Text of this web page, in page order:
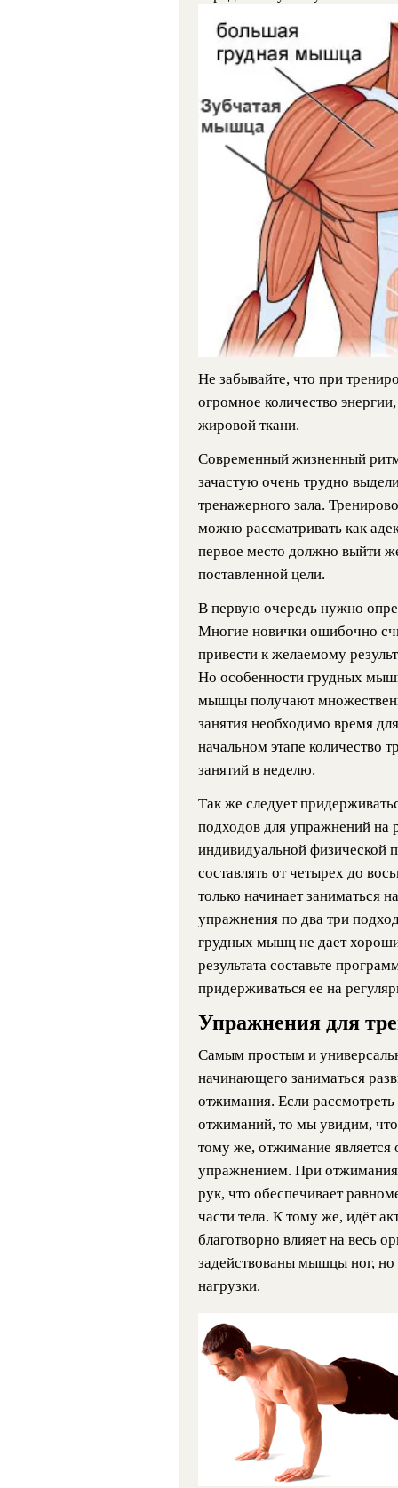
Не забывайте, что при
огромное количество
жировой ткани.
Современный жизненный
зачастую очень трудно
тренажерного зала.
можно рассматривать как
первое место должно выйти
поставленной цели.
В первую очередь нужно
Многие новички ошибочно
привести к желаемому
Но особенности грудных
мышцы получают
занятия необходимо время
начальном этапе количество
занятий в неделю.
Так же следует
подходов для упражнений на
индивидуальной физической
составлять от четырех до
только начинает заниматься
упражнения по два три
грудных мышц не дает
результата составьте
придерживаться ее на
Упражнения для
Самым простым и
начинающего заниматься
отжимания. Если
отжиманий, то мы увидим,
тому же, отжимание
упражнением. При
рук, что обеспечивает
части тела. К тому же, идёт
благотворно влияет на весь
задействованы мышцы ног,
нагрузки.